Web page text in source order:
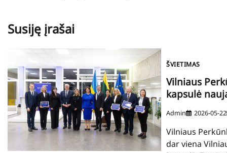
įrašų
Susiję įrašai
ŠVIETIMAS
Vilniaus
kapsulė
Admin 2026-05-22
Vilniaus
dar viena